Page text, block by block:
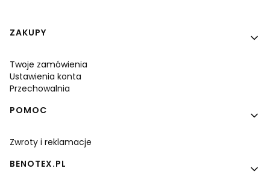
Linki w stopce
ZAKUPY
Twoje zamówienia
Ustawienia konta
Przechowalnia
POMOC
Zwroty i reklamacje
BENOTEX.PL